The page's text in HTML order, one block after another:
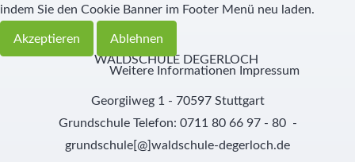
WALDSCHULE DEGERLOCH
Georgiiweg 1 - 70597 Stuttgart
Grundschule Telefon: 0711 80 66 97 - 80 -
grundschule[@]waldschule-degerloch.de
indem Sie den Cookie Banner im Footer Menü neu laden.
Akzeptieren Ablehnen
Weitere Informationen Impressum
Partner